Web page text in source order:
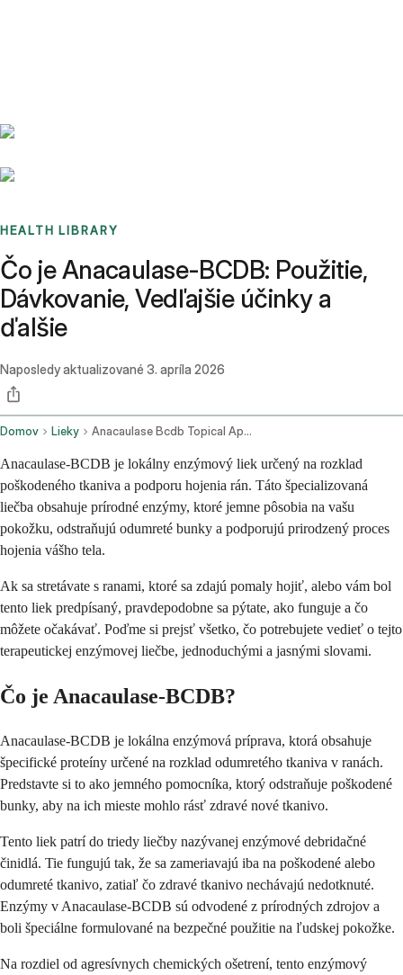
HEALTH LIBRARY
Čo je Anacaulase-BCDB: Použitie,
Dávkovanie, Vedľajšie účinky a
ďalšie
Naposledy aktualizované 3. apríla 2026
Domov Lieky Anacaulase Bcdb Topical Application Route
Anacaulase-BCDB je lokálny enzýmový liek určený na rozklad
poškodeného tkaniva a podporu hojenia rán. Táto špecializovaná
liečba obsahuje prírodné enzýmy, ktoré jemne pôsobia na vašu
pokožku, odstraňujú odumreté bunky a podporujú prirodzený proces
hojenia vášho tela.
Ak sa stretávate s ranami, ktoré sa zdajú pomaly hojiť, alebo vám bol
tento liek predpísaný, pravdepodobne sa pýtate, ako funguje a čo
môžete očakávať. Poďme si prejsť všetko, čo potrebujete vedieť o tejto
terapeutickej enzýmovej liečbe, jednoduchými a jasnými slovami.
Čo je Anacaulase-BCDB?
Anacaulase-BCDB je lokálna enzýmová príprava, ktorá obsahuje
špecifické proteíny určené na rozklad odumretého tkaniva v ranách.
Predstavte si to ako jemného pomocníka, ktorý odstraňuje poškodené
bunky, aby na ich mieste mohlo rásť zdravé nové tkanivo.
Tento liek patrí do triedy liečby nazývanej enzýmové debridačné
činidlá. Tie fungujú tak, že sa zameriavajú iba na poškodené alebo
odumreté tkanivo, zatiaľ čo zdravé tkanivo nechávajú nedotknuté.
Enzýmy v Anacaulase-BCDB sú odvodené z prírodných zdrojov a
boli špeciálne formulované na bezpečné použitie na ľudskej pokožke.
Na rozdiel od agresívnych chemických ošetrení, tento enzýmový